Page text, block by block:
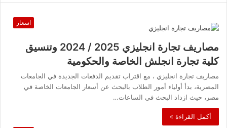
اسعار
مصاريف تجارة انجليزي 2025 / 2024 وتنسيق
كلية تجارة انجلش الخاصة والحكومية
مصاريف تجارة انجليزي ، مع اقتراب تقديم الدفعات الجديدة في الجامعات
المصرية، بدأ أولياء أمور الطلاب بالبحث عن أسعار الجامعات الخاصة في
مصر، حيث ازداد البحث في الساعات…
أكمل القراءة »